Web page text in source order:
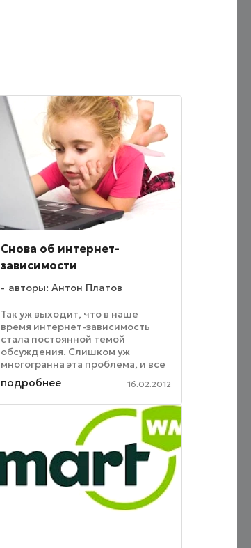
Снова об интернет-
зависимости
авторы: Антон Платов
Так уж выходит, что в наше
время интернет-зависимость
стала постоянной темой
обсуждения. Слишком уж
многогранна эта проблема, и все
больше людей оказываются в
плену этого психологического
расстройства. Мы сами, как и уже
два миллиарда наших ...
подробнее 16.02.2012